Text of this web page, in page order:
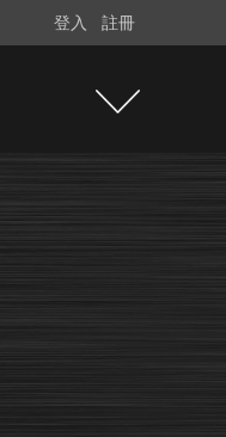
登入 註冊